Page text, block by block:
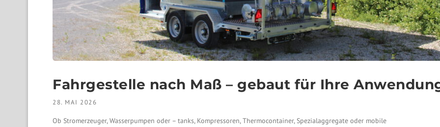
Fahrgestelle nach Maß – gebaut für Ihre
28. MAI 2026
Ob Stromerzeuger, Wasserpumpen oder – tanks, Kompressoren, Thermocontainer, Spezialaggregate oder mobile